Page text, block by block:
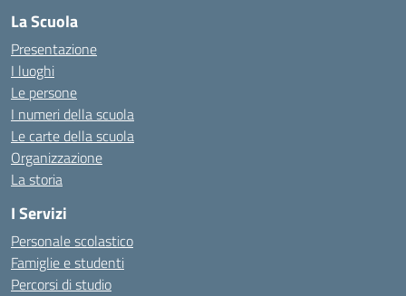
La Scuola
Presentazione
I luoghi
Le persone
I numeri della scuola
Le carte della scuola
Organizzazione
La storia
I Servizi
Personale scolastico
Famiglie e studenti
Percorsi di studio